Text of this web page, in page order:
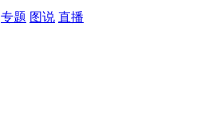
成分
专题 图说 直播